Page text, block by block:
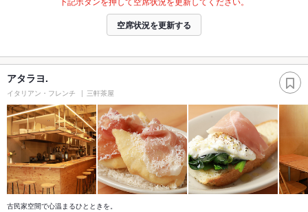
空席状況を更新する
アタラヨ.
イタリアン・フレンチ 三軒茶屋
古民家空間で心温まるひとときを。